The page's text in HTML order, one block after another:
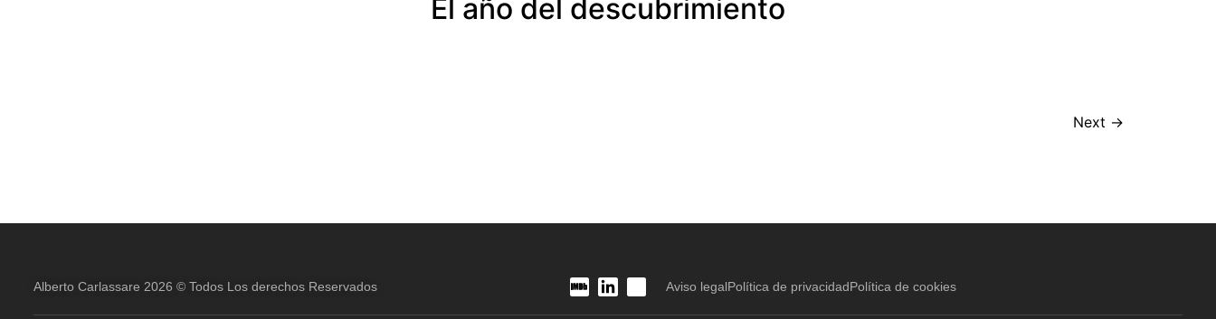
El año del descubrimiento
Next →
Alberto Carlassare 2026 © Todos Los derechos Reservados Aviso legalPolítica de privacidadPolítica de cookies